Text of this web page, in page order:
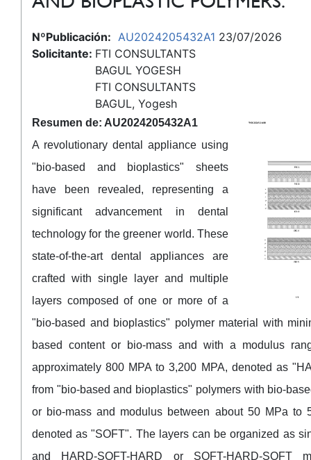
NºPublicación: AU2024205432A1 23/07/2026
Solicitante: FTI CONSULTANTS
BAGUL YOGESH
FTI CONSULTANTS
BAGUL, Yogesh
Resumen de: AU2024205432A1
A revolutionary dental appliance using
"bio-based and bioplastics" sheets
have been revealed, representing a
significant advancement in dental
technology for the greener world. These
state-of-the-art dental appliances are
crafted with single layer and multiple
layers composed of one or more of a
"bio-based and bioplastics" polymer material with
based content or bio-mass and with a modulus
approximately 800 MPA to 3,200 MPA, denoted as
from "bio-based and bioplastics" polymers with bio-
or bio-mass and modulus between about 50 MPa to
denoted as "SOFT". The layers can be organized as
and HARD-SOFT-HARD or SOFT-HARD-SOFT